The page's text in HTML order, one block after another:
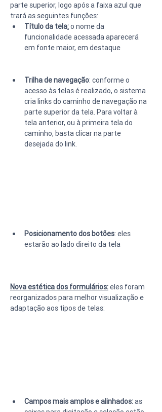
parte superior, logo após a faixa azul que
trará as seguintes funções:
Título da tela: o nome da
funcionalidade acessada aparecerá
em fonte maior, em destaque
Trilha de navegação: conforme o
acesso às telas é realizado, o sistema
cria links do caminho de navegação na
parte superior da tela. Para voltar à
tela anterior, ou à primeira tela do
caminho, basta clicar na parte
desejada do link.
Posicionamento dos botões: eles
estarão ao lado direito da tela
Nova estética dos formulários: eles foram
reorganizados para melhor visualização e
adaptação aos tipos de telas:
Campos mais amplos e alinhados: as